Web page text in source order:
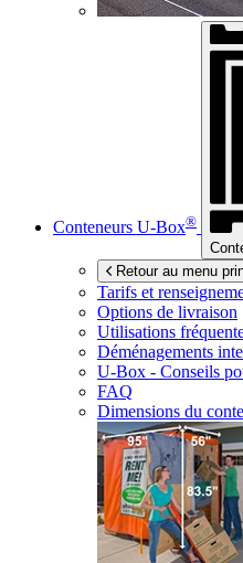
Conteneurs U-Box®
Retour au menu
Tarifs et
Options de livraison
Utilisations
Déménagements
U-Box - Conseils
FAQ
Dimensions du